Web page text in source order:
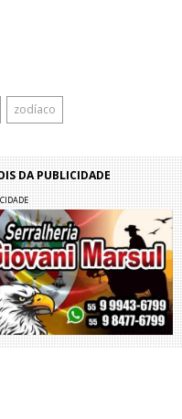
zodíaco
DA PUBLICIDADE